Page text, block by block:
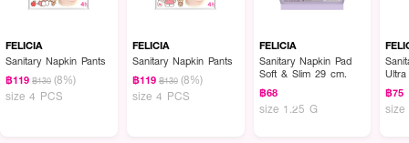
FELICIA
Sanitary Napkin Pants
฿119 ฿130 (8%)
size 4 PCS
FELICIA
Sanitary Napkin Pants
฿119 ฿130 (8%)
size 4 PCS
FELICIA
Sanitary Napkin Pad
Soft & Slim 29 cm.
฿68
size 1.25 G
cm.
฿75
size